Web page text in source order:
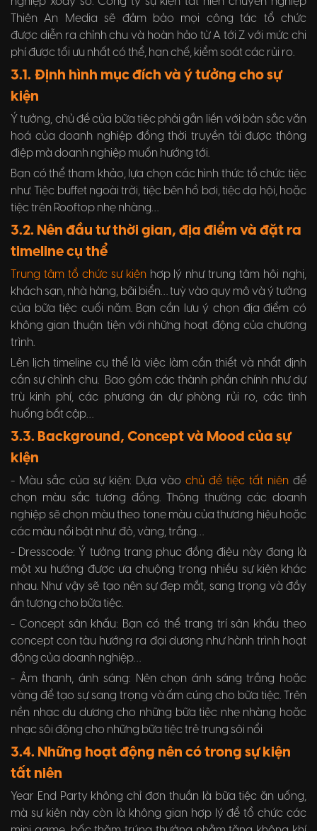
Thiên An Media sẽ đảm bảo mọi công tác tổ chức
được diễn ra chỉnh chu và hoàn hảo từ A tới Z với mức chi
phí được tối ưu nhất có thể, hạn chế, kiểm soát các rủi ro.
3.1. Định hình mục đích và ý tưởng cho sự
kiện
Ý tưởng, chủ đề của bữa tiệc phải gắn liền với bản sắc văn
hoá của doanh nghiệp đồng thời truyền tải được thông
điệp mà doanh nghiệp muốn hướng tới.
Bạn có thể tham khảo, lựa chọn các hình thức tổ chức tiệc
như: Tiệc buffet ngoài trời, tiệc bên hồ bơi, tiệc dạ hội, hoặc
tiệc trên Rooftop nhẹ nhàng…
3.2. Nên đầu tư thời gian, địa điểm và đặt ra
timeline cụ thể
Trung tâm tổ chức sự kiện hơp lý như trung tâm hôi nghị,
khách sạn, nhà hàng, bãi biển… tuỳ vào quy mô và ý tưởng
của bữa tiệc cuối năm. Bạn cần lưu ý chọn địa điểm có
không gian thuận tiện với những hoạt động của chương
trình.
Lên lịch timeline cụ thể là việc làm cần thiết và nhất định
cần sự chỉnh chu. Bao gồm các thành phần chính như dự
trù kinh phí, các phương án dự phòng rủi ro, các tình
huống bất cập…
3.3. Background, Concept và Mood của sự
kiện
- Màu sắc của sự kiện: Dựa vào chủ đề tiệc tất niên để
chọn màu sắc tương đồng. Thông thường các doanh
nghiệp sẽ chọn màu theo tone màu của thương hiệu hoặc
các màu nổi bật như: đỏ, vàng, trắng…
- Dresscode: Ý tưởng trang phục đồng điệu này đang là
một xu hướng được ưa chuộng trong nhiều sự kiện khác
nhau. Như vậy sẽ tạo nên sự đẹp mắt, sang trọng và đầy
ấn tượng cho bữa tiệc.
- Concept sân khấu: Bạn có thể trang trí sân khấu theo
concept con tàu hướng ra đại dương như hành trình hoạt
động của doanh nghiệp…
- Âm thanh, ánh sáng: Nên chọn ánh sáng trắng hoặc
vàng để tạo sự sang trọng và ấm cúng cho bữa tiệc. Trên
nền nhạc du dương cho những bữa tiệc nhẹ nhàng hoặc
nhạc sôi động cho những bữa tiệc trẻ trung sôi nổi
3.4. Những hoạt động nên có trong sự kiện
tất niên
Year End Party không chỉ đơn thuần là bữa tiệc ăn uống,
mà sự kiện này còn là không gian hợp lý để tổ chức các